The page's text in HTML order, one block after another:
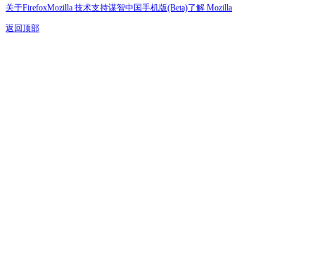
关于FirefoxMozilla 技术支持谋智中国手机版(Beta)了解 Mozilla
返回顶部